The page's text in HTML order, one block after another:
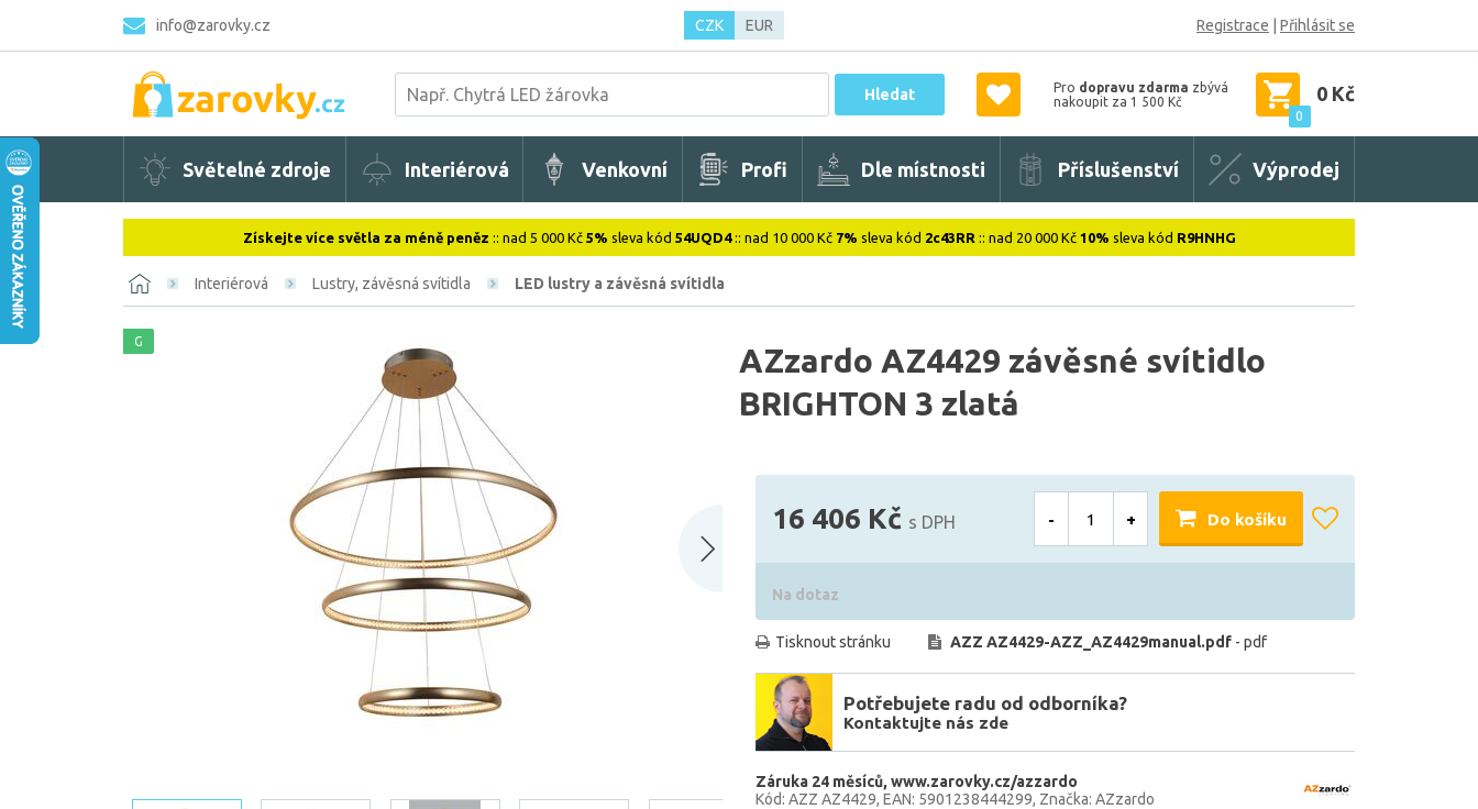
info@zarovky.cz CZK EUR Registrace Přihlásit se
Hledat Pro dopravu zdarma zbývá
nakoupit za 1 500 Kč
0
0 Kč
Světelné zdroje Interiérová Venkovní Profi Dle místnosti Příslušenství Výprodej
Získejte více světla za méně peněz :: nad 5 000 Kč 5% sleva kód 54UQD4:: nad 10 000 Kč 7% sleva kód 2c43RR :: nad 20 000 Kč 10% sleva kód R9HNHG
Interiérová Lustry, závěsná svítidla LED lustry a závěsná svítidla
AZzardo AZ4429 závěsné svítidlo
BRIGHTON 3 zlatá
G
16 406 Kč s DPH - + Do košíku
Na dotaz
Tisknout stránku AZZ AZ4429-AZZ_AZ4429manual.pdf - pdf
Potřebujete radu od odborníka?
Kontaktujte nás zde
Záruka 24 měsíců www.zarovky.cz/azzardo
Kód: AZZ AZ4429 EAN: 5901238444299 Značka: AZzardo